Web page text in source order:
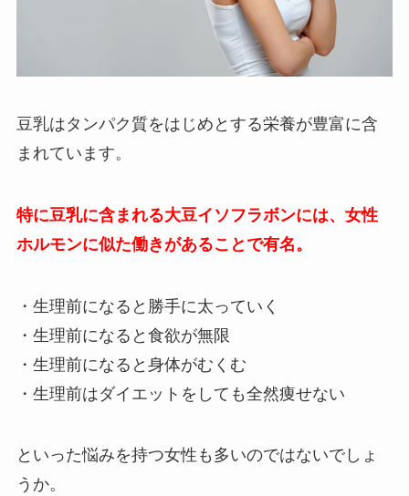
豆乳はタンパク質をはじめとする栄養が豊富に含
まれています。
特に豆乳に含まれる大豆イソフラボンには、女性
ホルモンに似た働きがあることで有名。
・生理前になると勝手に太っていく
・生理前になると食欲が無限
・生理前になると身体がむくむ
・生理前はダイエットをしても全然痩せない
といった悩みを持つ女性も多いのではないでしょ
うか。